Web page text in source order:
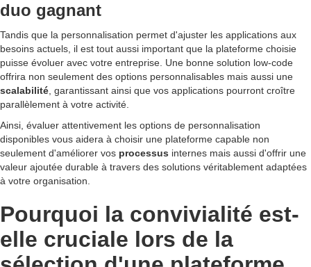
duo gagnant
Tandis que la personnalisation permet d'ajuster les applications aux
besoins actuels, il est tout aussi important que la plateforme choisie
puisse évoluer avec votre entreprise. Une bonne solution low-code
offrira non seulement des options personnalisables mais aussi une
scalabilité, garantissant ainsi que vos applications pourront croître
parallèlement à votre activité.
Ainsi, évaluer attentivement les options de personnalisation
disponibles vous aidera à choisir une plateforme capable non
seulement d'améliorer vos processus internes mais aussi d'offrir une
valeur ajoutée durable à travers des solutions véritablement adaptées
à votre organisation.
Pourquoi la convivialité est-
elle cruciale lors de la